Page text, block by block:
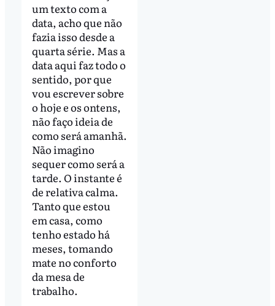
um texto com a
data, acho que não
fazia isso desde a
quarta série. Mas a
data aqui faz todo o
sentido, por que
vou escrever sobre
o hoje e os ontens,
não faço ideia de
como será amanhã.
Não imagino
sequer como será a
tarde. O instante é
de relativa calma.
Tanto que estou
em casa, como
tenho estado há
meses, tomando
mate no conforto
da mesa de
trabalho.